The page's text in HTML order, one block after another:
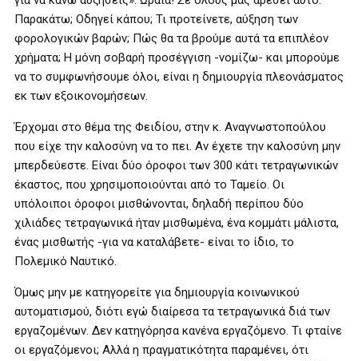
Παρακάτω; Οδηγεί κάπου; Τι προτείνετε, αύξηση των
φορολογικών βαρών; Πώς θα τα βρούμε αυτά τα επιπλέον
χρήματα; Η μόνη σοβαρή προσέγγιση -νομίζω- και μπορούμε
να το συμφωνήσουμε όλοι, είναι η δημιουργία πλεονάσματος
εκ των εξοικονομήσεων.
Έρχομαι στο θέμα της Φειδίου, στην κ. Αναγνωστοπούλου
που είχε την καλοσύνη να το πει. Αν έχετε την καλοσύνη μην
μπερδεύεστε. Είναι δύο όροφοι των 300 κάτι τετραγωνικών
έκαστος, που χρησιμοποιούνται από το Ταμείο. Οι
υπόλοιποι όροφοι μισθώνονται, δηλαδή περίπου δύο
χιλιάδες τετραγωνικά ήταν μισθωμένα, ένα κομμάτι μάλιστα,
ένας μισθωτής -για να καταλάβετε- είναι το ίδιο, το
Πολεμικό Ναυτικό.
Όμως μην με κατηγορείτε για δημιουργία κοινωνικού
αυτοματισμού, διότι εγώ διαίρεσα τα τετραγωνικά διά των
εργαζομένων. Δεν κατηγόρησα κανένα εργαζόμενο. Τι φταίνε
οι εργαζόμενοι; Αλλά η πραγματικότητα παραμένει, ότι